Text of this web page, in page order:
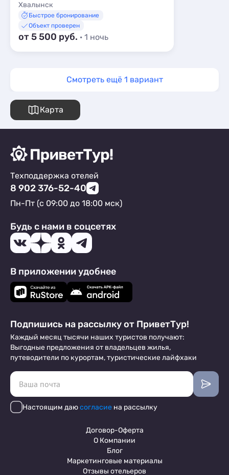
Хвалынск
Быстрое бронирование
Объект проверен
от 5 500 руб. · 1 ночь
Смотреть ещё 1 вариант
Карта
Техподдержка отелей
8 902 376-52-40
Пн-Пт (с 09:00 до 18:00 мск)
Будь с нами в соцсетях
В приложении удобнее
Подпишись на рассылку от ПриветТур!
Каждый месяц тысячи наших туристов получают:
Выгодные предложения от владельцев жилья,
путеводители по курортам, туристические лайфхаки
Настоящим даюсогласие на рассылку
Договор-Оферта
О Компании
Блог
Маркетинговые материалы
Отзывы отельеров